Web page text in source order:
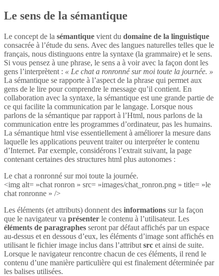
Le sens de la sémantique
Le concept de la sémantique vient du domaine de la linguistique
consacrée à l’étude du sens. Avec des langues naturelles telles que le
français, nous distinguons entre la syntaxe (la grammaire) et le sens.
Si vous pensez à une phrase, le sens a à voir avec la façon dont les
gens l’interprètent : « Le chat a ronronné sur moi toute la journée. »
La sémantique se rapporte à l’aspect de la phrase qui permet aux
gens de le lire pour comprendre le message qu’il contient. En
collaboration avec la syntaxe, la sémantique est une grande partie de
ce qui facilite la communication par le langage. Lorsque nous
parlons de la sémantique par rapport à l’Html, nous parlons de la
communication entre les programmes d’ordinateur, pas les humains.
La sémantique html vise essentiellement à améliorer la mesure dans
laquelle les applications peuvent traiter ou interpréter le contenu
d’Internet. Par exemple, considérons l’extrait suivant, la page
contenant certaines des structures html plus autonomes :
Le chat a ronronné sur moi toute la journée.
<img alt= »chat ronron » src= »images/chat_ronron.png » title= »le
chat ronronne » />
Les éléments (et attributs) donnent des informations sur la façon
que le navigateur va présenter le contenu à l’utilisateur. Les
éléments de paragraphes seront par défaut affichés par un espace
au-dessus et en dessous d’eux, les éléments d’image sont affichés en
utilisant le fichier image inclus dans l’attribut src et ainsi de suite.
Lorsque le navigateur rencontre chacun de ces éléments, il rend le
contenu d’une manière particulière qui est finalement déterminée par
les balises utilisées.